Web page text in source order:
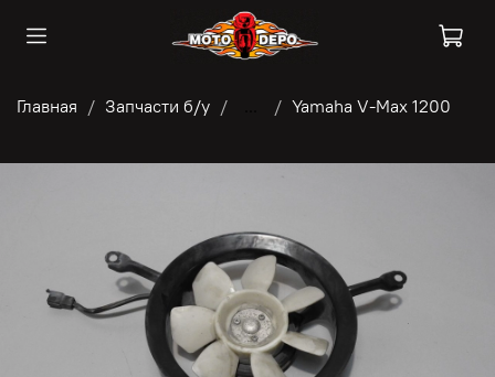
Главная Запчасти б/у Yamaha V-Max 1200